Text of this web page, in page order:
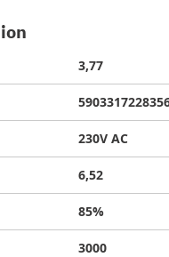
3,77
230V AC
6,52
85%
3000